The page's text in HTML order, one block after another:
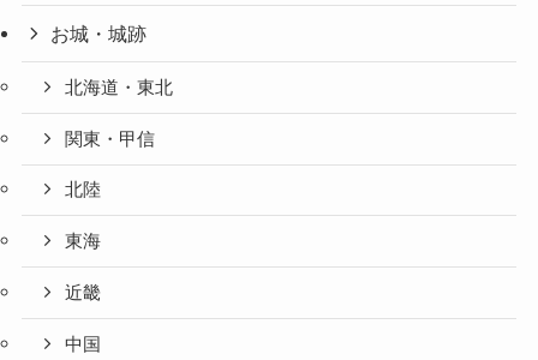
お城・城跡
北海道・東北
関東・甲信
北陸
東海
近畿
中国